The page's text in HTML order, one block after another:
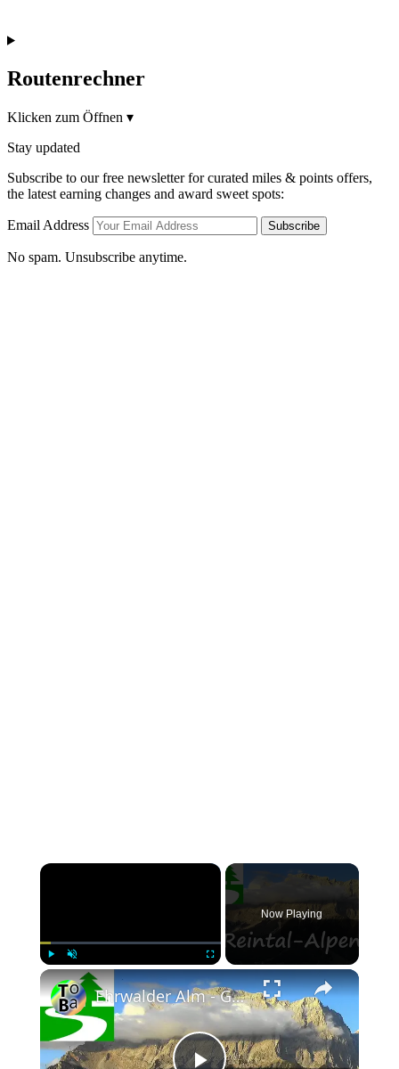
Routenrechner
Klicken zum Öffnen ▾
Stay updated
Subscribe to our free newsletter for curated miles & points offers,
the latest earning changes and award sweet spots:
Email Address Subscribe
No spam. Unsubscribe anytime.
Play Unmute Fullscreen
Now Playing
Ehrwalder Alm - Gatterl - Reintal